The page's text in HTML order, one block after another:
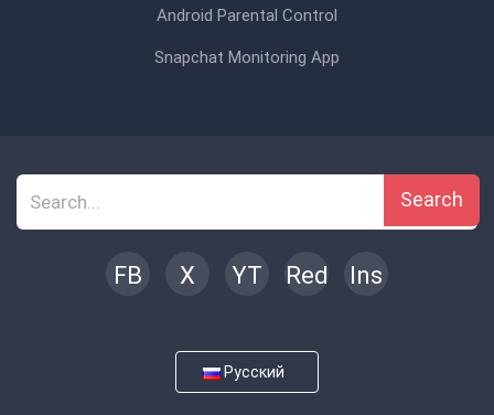
Android Parental Control
Snapchat Monitoring App
Search
FB X YT Red Ins
Русский